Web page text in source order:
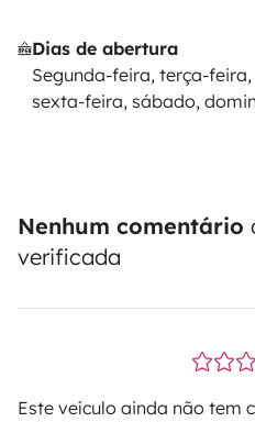
Dias de abertura
Segunda-feira, terça-
sexta-feira, sábado,
Nenhum comentário
verificada
Este veículo ainda não tem